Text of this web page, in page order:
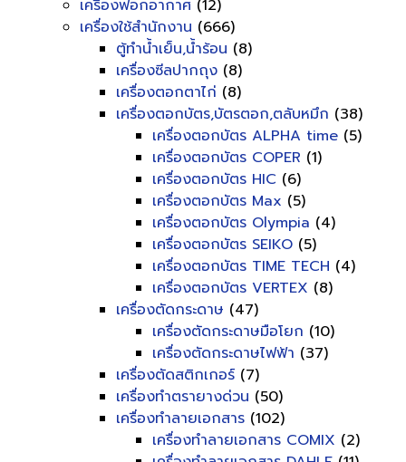
เครื่องฟอกอากาศ (12)
เครื่องใช้สำนักงาน (666)
ตู้ทำน้ำเย็น,น้ำร้อน (8)
เครื่องซีลปากถุง (8)
เครื่องตอกตาไก่ (8)
เครื่องตอกบัตร,บัตรตอก,ตลับหมึก (38)
เครื่องตอกบัตร ALPHA time (5)
เครื่องตอกบัตร COPER (1)
เครื่องตอกบัตร HIC (6)
เครื่องตอกบัตร Max (5)
เครื่องตอกบัตร Olympia (4)
เครื่องตอกบัตร SEIKO (5)
เครื่องตอกบัตร TIME TECH (4)
เครื่องตอกบัตร VERTEX (8)
เครื่องตัดกระดาษ (47)
เครื่องตัดกระดาษมือโยก (10)
เครื่องตัดกระดาษไฟฟ้า (37)
เครื่องตัดสติกเกอร์ (7)
เครื่องทำตรายางด่วน (50)
เครื่องทำลายเอกสาร (102)
เครื่องทำลายเอกสาร COMIX (2)